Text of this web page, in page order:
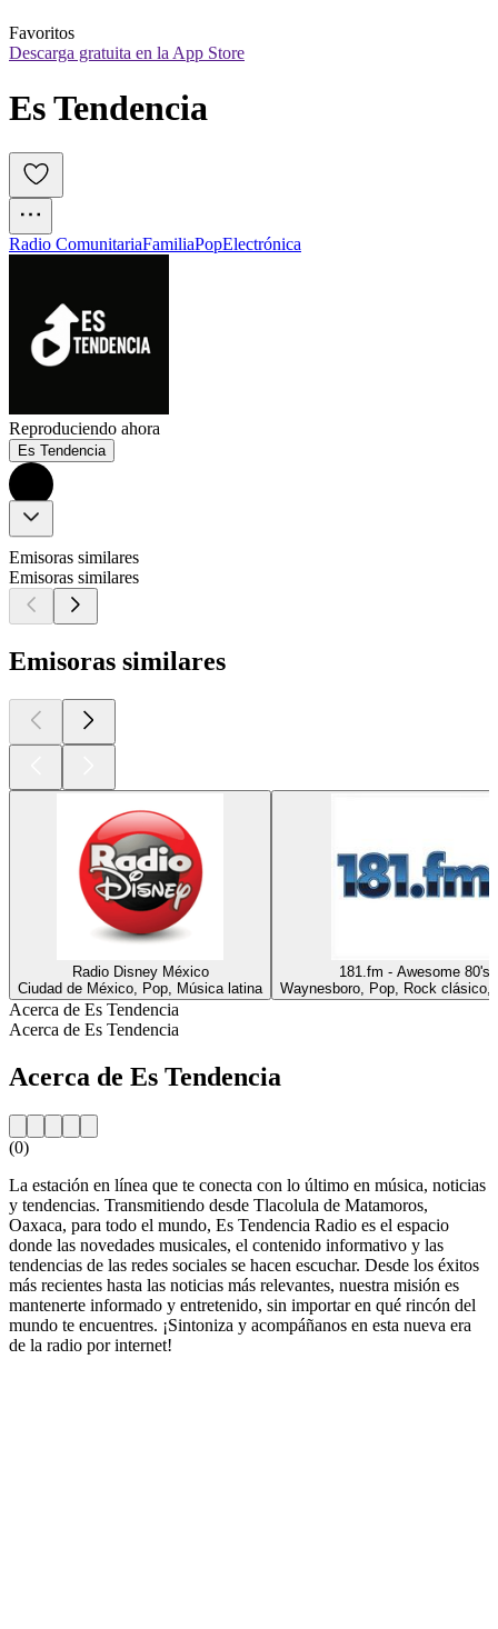
Favoritos
Descarga gratuita en la App Store
Es Tendencia
Radio ComunitariaFamiliaPopElectrónica
Reproduciendo ahora
Es Tendencia
Emisoras similares
Emisoras similares
Emisoras similares
Radio Disney México
Ciudad de México, Pop, Música latina
181.fm - Awesome 80's
Waynesboro, Pop, Rock clásico,
Acerca de Es Tendencia
Acerca de Es Tendencia
Acerca de Es Tendencia
(0)
La estación en línea que te conecta con lo último en música, noticias
y tendencias. Transmitiendo desde Tlacolula de Matamoros,
Oaxaca, para todo el mundo, Es Tendencia Radio es el espacio
donde las novedades musicales, el contenido informativo y las
tendencias de las redes sociales se hacen escuchar. Desde los éxitos
más recientes hasta las noticias más relevantes, nuestra misión es
mantenerte informado y entretenido, sin importar en qué rincón del
mundo te encuentres. ¡Sintoniza y acompáñanos en esta nueva era
de la radio por internet!